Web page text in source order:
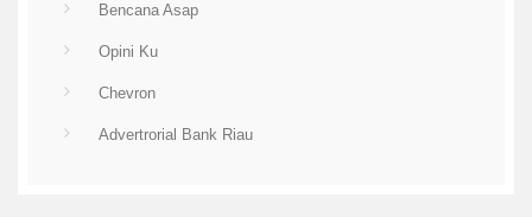
Bencana Asap
Opini Ku
Chevron
Advertrorial Bank Riau